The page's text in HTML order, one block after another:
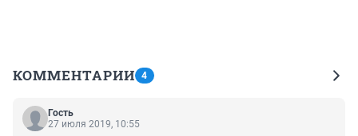
КОММЕНТАРИИ 4
Гость
27 июля 2019, 10:55